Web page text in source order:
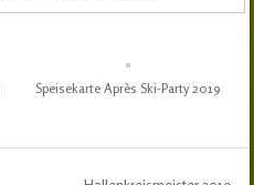
Speisekarte Après Ski-Party 2019